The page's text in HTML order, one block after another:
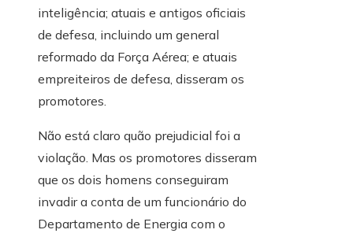
inteligência; atuais e antigos oficiais
de defesa, incluindo um general
reformado da Força Aérea; e atuais
empreiteiros de defesa, disseram os
promotores.
Não está claro quão prejudicial foi a
violação. Mas os promotores disseram
que os dois homens conseguiram
invadir a conta de um funcionário do
Departamento de Energia com o